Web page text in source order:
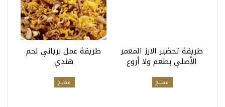
طريقة تحضير الارز المعمر
الأصلي بطعم ولا أروع
طريقة عمل برياني لحم
هندي
مطبخ مطبخ